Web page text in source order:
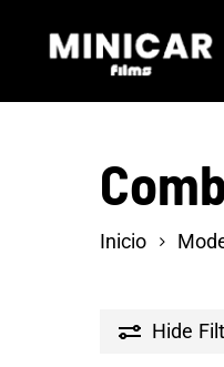
Inicio
Hide